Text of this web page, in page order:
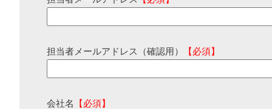
担当者メールアドレス（確認用） 【必須】
会社名 【必須】